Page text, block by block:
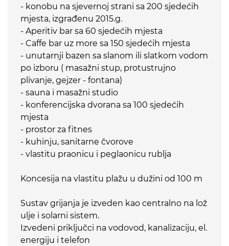
- konobu na sjevernoj strani sa 200 sjedećih
mjesta, izgrađenu 2015.g.
- Aperitiv bar sa 60 sjedećih mjesta
- Caffe bar uz more sa 150 sjedećih mjesta
- unutarnji bazen sa slanom ili slatkom vodom
po izboru ( masažni stup, protustrujno
plivanje, gejzer - fontana)
- sauna i masažni studio
- konferencijska dvorana sa 100 sjedećih
mjesta
- prostor za fitnes
- kuhinju, sanitarne čvorove
- vlastitu praonicu i peglaonicu rublja
Koncesija na vlastitu plažu u dužini od 100 m
Sustav grijanja je izveden kao centralno na lož
ulje i solarni sistem.
Izvedeni priključci na vodovod, kanalizaciju, el.
energiju i telefon